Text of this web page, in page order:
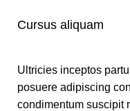
Cursus aliquam
Ultricies inceptos
posuere adipiscing
condimentum suscipit